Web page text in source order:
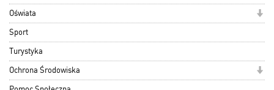
Oświata
Sport
Turystyka
Ochrona Środowiska